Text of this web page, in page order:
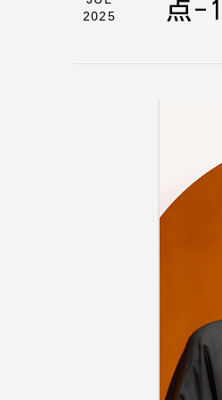
2025
点-